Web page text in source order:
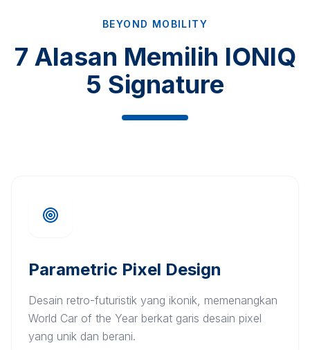
BEYOND MOBILITY
7 Alasan Memilih IONIQ
5 Signature
Parametric Pixel Design
Desain retro-futuristik yang ikonik, memenangkan
World Car of the Year berkat garis desain pixel
yang unik dan berani.